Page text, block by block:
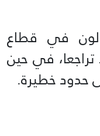
في قطاع
تراجعا، في حين
حدود خطيرة.